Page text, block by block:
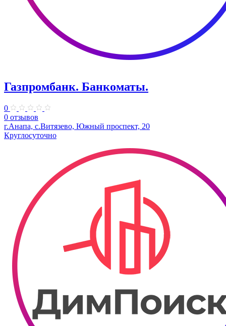
Газпромбанк. Банкоматы.
0
0 отзывов
г.Анапа, с.Витязево, Южный проспект, 20
Круглосуточно